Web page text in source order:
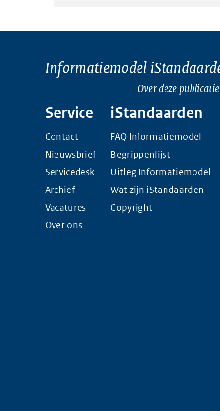
Informatiemodel
Over deze publicatie
Service
Contact
Nieuwsbrief
Servicedesk
Archief
Vacatures
Over ons
iStandaarden
FAQ Informatiemodel
Begrippenlijst
Uitleg Informatiemodel
Wat zijn iStandaarden
Copyright